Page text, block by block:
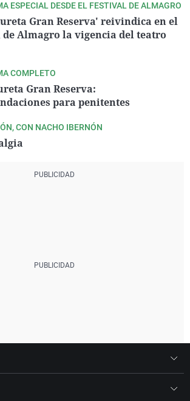
ESPECIAL DESDE EL FESTIVAL DE ALMAGRO
Gran Reserva' reivindica en el
de Almagro la vigencia del teatro
COMPLETO
Gran Reserva:
para penitentes
CON NACHO IBERNÓN